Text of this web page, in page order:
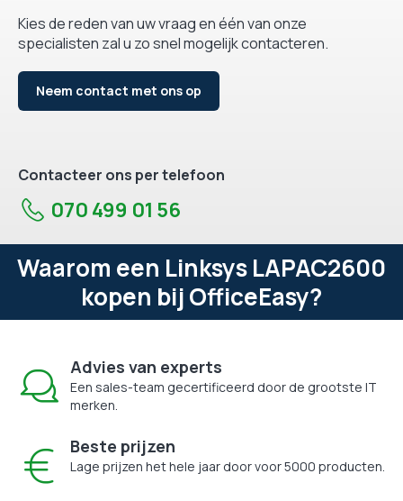
Kies de reden van uw vraag en één van onze
specialisten zal u zo snel mogelijk contacteren.
Neem contact met ons op
Contacteer ons per telefoon
070 499 01 56
Waarom een Linksys LAPAC2600
kopen bij OfficeEasy?
Advies van experts
Een sales-team gecertificeerd door de grootste IT
merken.
Beste prijzen
Lage prijzen het hele jaar door voor 5000 producten.